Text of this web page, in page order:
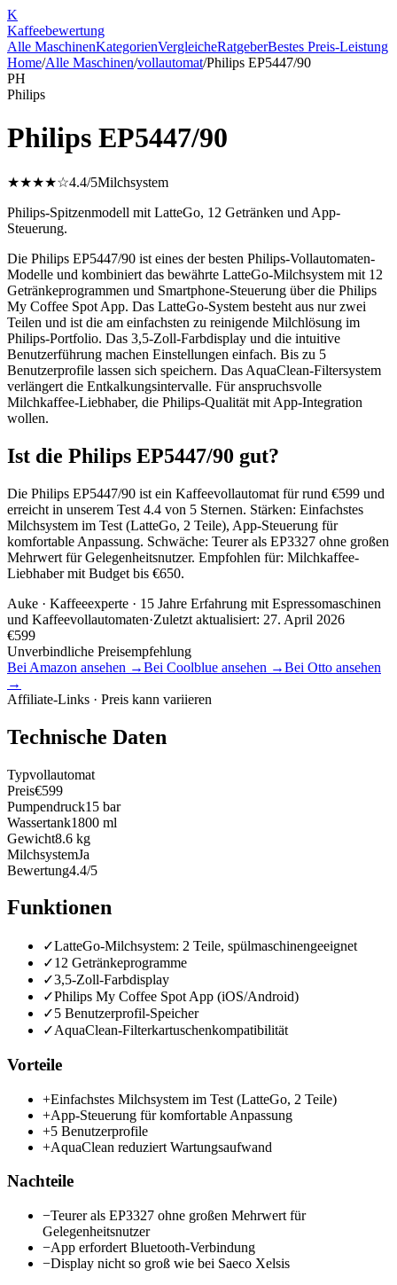
K
Kaffeebewertung
Alle MaschinenKategorienVergleicheRatgeberBestes Preis-Leistung
Home/Alle Maschinen/vollautomat/Philips EP5447/90
PH
Philips
Philips EP5447/90
★★★★☆4.4/5Milchsystem
Philips-Spitzenmodell mit LatteGo, 12 Getränken und App-
Steuerung.
Die Philips EP5447/90 ist eines der besten Philips-Vollautomaten-
Modelle und kombiniert das bewährte LatteGo-Milchsystem mit 12
Getränkeprogrammen und Smartphone-Steuerung über die Philips
My Coffee Spot App. Das LatteGo-System besteht aus nur zwei
Teilen und ist die am einfachsten zu reinigende Milchlösung im
Philips-Portfolio. Das 3,5-Zoll-Farbdisplay und die intuitive
Benutzerführung machen Einstellungen einfach. Bis zu 5
Benutzerprofile lassen sich speichern. Das AquaClean-Filtersystem
verlängert die Entkalkungsintervalle. Für anspruchsvolle
Milchkaffee-Liebhaber, die Philips-Qualität mit App-Integration
wollen.
Ist die Philips EP5447/90 gut?
Die Philips EP5447/90 ist ein Kaffeevollautomat für rund €599 und
erreicht in unserem Test 4.4 von 5 Sternen. Stärken: Einfachstes
Milchsystem im Test (LatteGo, 2 Teile), App-Steuerung für
komfortable Anpassung. Schwäche: Teurer als EP3327 ohne großen
Mehrwert für Gelegenheitsnutzer. Empfohlen für: Milchkaffee-
Liebhaber mit Budget bis €650.
Auke · Kaffeeexperte · 15 Jahre Erfahrung mit Espressomaschinen
und Kaffeevollautomaten·Zuletzt aktualisiert: 27. April 2026
€599
Unverbindliche Preisempfehlung
Bei Amazon ansehen →Bei Coolblue ansehen →Bei Otto ansehen
→
Affiliate-Links · Preis kann variieren
Technische Daten
Typvollautomat
Preis€599
Pumpendruck15 bar
Wassertank1800 ml
Gewicht8.6 kg
MilchsystemJa
Bewertung4.4/5
Funktionen
✓LatteGo-Milchsystem: 2 Teile, spülmaschinengeeignet
✓12 Getränkeprogramme
✓3,5-Zoll-Farbdisplay
✓Philips My Coffee Spot App (iOS/Android)
✓5 Benutzerprofil-Speicher
✓AquaClean-Filterkartuschenkompatibilität
Vorteile
+Einfachstes Milchsystem im Test (LatteGo, 2 Teile)
+App-Steuerung für komfortable Anpassung
+5 Benutzerprofile
+AquaClean reduziert Wartungsaufwand
Nachteile
−Teurer als EP3327 ohne großen Mehrwert für
Gelegenheitsnutzer
−App erfordert Bluetooth-Verbindung
−Display nicht so groß wie bei Saeco Xelsis